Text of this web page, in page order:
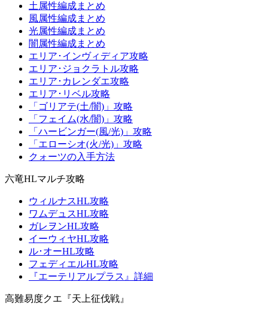
土属性編成まとめ
風属性編成まとめ
光属性編成まとめ
闇属性編成まとめ
エリア･インヴィディア攻略
エリア･ジョクラトル攻略
エリア･カレンダエ攻略
エリア･リベル攻略
「ゴリアテ(土/闇)」攻略
「フェイム(水/闇)」攻略
「ハービンガー(風/光)」攻略
「エローシオ(火/光)」攻略
クォーツの入手方法
六竜HLマルチ攻略
ウィルナスHL攻略
ワムデュスHL攻略
ガレヲンHL攻略
イーウィヤHL攻略
ル･オーHL攻略
フェディエルHL攻略
『エーテリアルプラス』詳細
高難易度クエ『天上征伐戦』